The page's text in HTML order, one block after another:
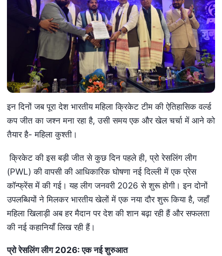
इन दिनों जब पूरा देश भारतीय महिला क्रिकेट टीम की ऐतिहासिक वर्ल्ड
कप जीत का जश्न मना रहा है, उसी समय एक और खेल चर्चा में आने को
तैयार है- महिला कुश्ती।
क्रिकेट की इस बड़ी जीत से कुछ दिन पहले ही, प्रो रेसलिंग लीग
(PWL) की वापसी की आधिकारिक घोषणा नई दिल्ली में एक प्रेस
कॉन्फ्रेंस में की गई। यह लीग जनवरी 2026 से शुरू होगी। इन दोनों
उपलब्धियों ने मिलकर भारतीय खेलों में एक नया दौर शुरू किया है, जहाँ
महिला खिलाड़ी अब हर मैदान पर देश की शान बढ़ा रही हैं और सफलता
की नई कहानियाँ लिख रही हैं।
प्रो रेसलिंग लीग 2026: एक नई शुरुआत